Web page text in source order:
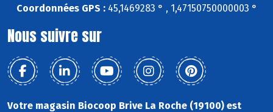
Coordonnées GPS :45,1469283 ° , 1,47150750000003 °
Nous suivre sur
Votre magasin Biocoop Brive La Roche (19100) est